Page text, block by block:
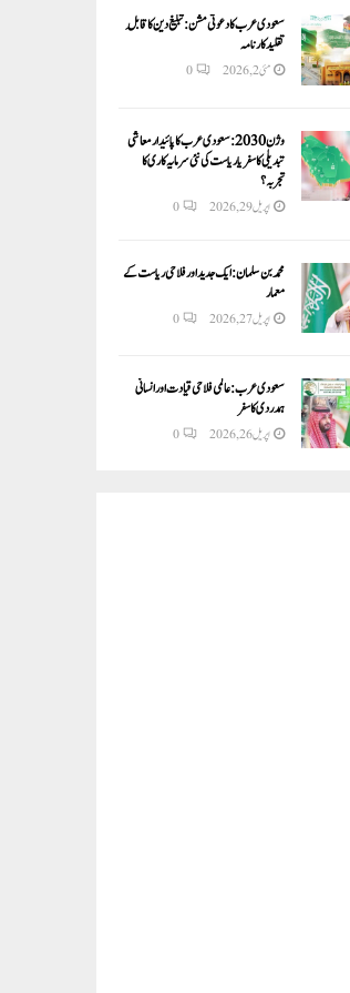
سعودی عرب کا دعوتی مشن: تبلیغ دین کا قابلِ
تقلید کارنامہ
مئی 2, 2026 0
وژن 2030:سعودی عرب کا پائیدار معاشی
تبدیلی کا سفر یا ریاست کی نئی سرمایہ کاری کا
تجربہ؟
اپریل 29, 2026 0
محمد بن سلمان: ایک جدید اور فلاحی ریاست کے
معمار
اپریل 27, 2026 0
سعودی عرب: عالمی فلاحی قیادت اور انسانی
ہمدردی کا سفر
اپریل 26, 2026 0